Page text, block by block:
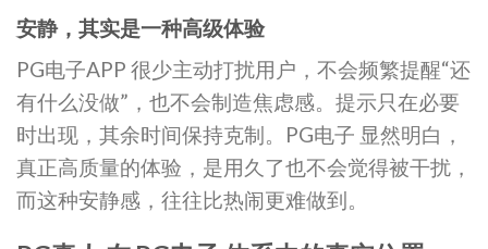
安静，其实是一种高级体验
PG电子APP 很少主动打扰用户，不会频繁提醒“还
有什么没做”，也不会制造焦虑感。提示只在必要
时出现，其余时间保持克制。PG电子 显然明白，
真正高质量的体验，是用久了也不会觉得被干扰，
而这种安静感，往往比热闹更难做到。